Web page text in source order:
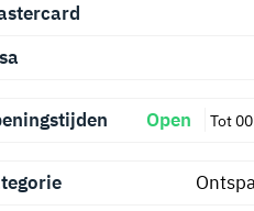
Open Tot